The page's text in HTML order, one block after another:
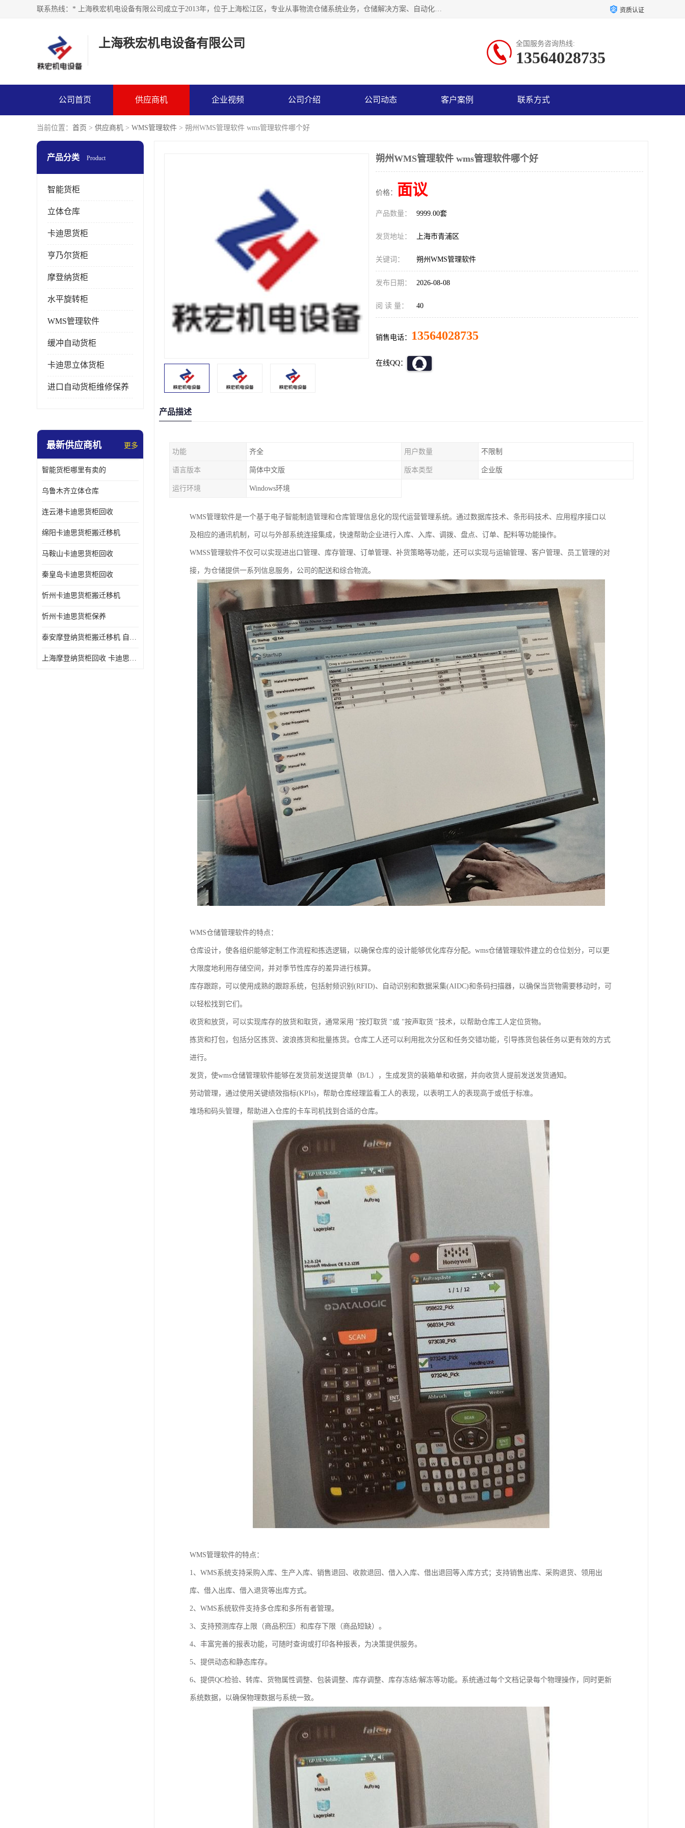
联系热线：* 上海秩宏机电设备有限公司成立于2013年，位于上海松江区，专业从事物流仓储系统业务，仓储解决方案、自动化仓储设备、自动货柜、立体货柜等。 资质认证
上海秩宏机电设备有限公司 全国服务咨询热线:
13564028735
公司首页 供应商机 企业视频 公司介绍 公司动态 客户案例 联系方式
当前位置： 首页 > 供应商机 > WMS管理软件 > 朔州WMS管理软件 wms管理软件哪个好
产品分类 Product
智能货柜
立体仓库
卡迪思货柜
亨乃尔货柜
摩登纳货柜
水平旋转柜
WMS管理软件
缓冲自动货柜
卡迪思立体货柜
进口自动货柜维修保养
最新供应商机 更多
智能货柜哪里有卖的
乌鲁木齐立体仓库
连云港卡迪思货柜回收
绵阳卡迪思货柜搬迁移机
马鞍山卡迪思货柜回收
秦皇岛卡迪思货柜回收
忻州卡迪思货柜搬迁移机
忻州卡迪思货柜保养
泰安摩登纳货柜搬迁移机 自动立体仓储货柜回收
上海摩登纳货柜回收 卡迪思货柜回收
朔州WMS管理软件 wms管理软件哪个好
价格： 面议
产品数量： 9999.00套
发货地址： 上海市青浦区
关键词： 朔州WMS管理软件
发布日期： 2026-08-08
阅 读 量： 40
销售电话： 13564028735
在线QQ：
产品描述
功能 齐全 用户数量 不限制
语言版本 简体中文版 版本类型 企业版
运行环境 Windows环境
WMS管理软件是一个基于电子智能制造管理和仓库管理信息化的现代运营管理系统。通过数据库技术、条形码技术、应用程序接口以
及相应的通讯机制，可以与外部系统连接集成，快速帮助企业进行入库、入库、调拨、盘点、订单、配料等功能操作。
WMSS管理软件不仅可以实现进出口管理、库存管理、订单管理、补货策略等功能，还可以实现与运输管理、客户管理、员工管理的对
接，为仓储提供一系列信息服务，公司的配送和综合物流。
WMS仓储管理软件的特点：
仓库设计，使各组织能够定制工作流程和拣选逻辑，以确保仓库的设计能够优化库存分配。wms仓储管理软件建立的仓位划分，可以更
大限度地利用存储空间，并对季节性库存的差异进行核算。
库存跟踪，可以使用成熟的跟踪系统，包括射频识别(RFID)、自动识别和数据采集(AIDC)和条码扫描器，以确保当货物需要移动时，可
以轻松找到它们。
收货和放货，可以实现库存的放货和取货，通常采用 "按灯取货 "或 "按声取货 "技术，以帮助仓库工人定位货物。
拣货和打包，包括分区拣货、波浪拣货和批量拣货。仓库工人还可以利用批次分区和任务交错功能，引导拣货包装任务以更有效的方式
进行。
发货，使wms仓储管理软件能够在发货前发送提货单（B/L），生成发货的装箱单和收据，并向收货人提前发送发货通知。
劳动管理，通过使用关键绩效指标(KPIs)，帮助仓库经理监看工人的表现，以表明工人的表现高于或低于标准。
堆场和码头管理，帮助进入仓库的卡车司机找到合适的仓库。
WMS管理软件的特点：
1、WMS系统支持采购入库、生产入库、销售退回、收款退回、借入入库、借出退回等入库方式；支持销售出库、采购退货、领用出
库、借入出库、借入退货等出库方式。
2、WMS系统软件支持多仓库和多所有者管理。
3、支持预测库存上限（商品积压）和库存下限（商品短缺）。
4、丰富完善的报表功能，可随时查询或打印各种报表，为决策提供服务。
5、提供动态和静态库存。
6、提供QC检验、转库、货物属性调整、包装调整、库存调整、库存冻结/解冻等功能。系统通过每个文档记录每个物理操作，同时更新
系统数据，以确保物理数据与系统一致。